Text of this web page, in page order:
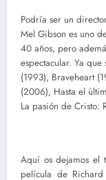
Podría ser un
Mel Gibson es uno
40 años, pero
espectacular. Ya
(1993), Braveheart
(2006), Hasta el
La pasión de Cristo:
Aquí os dejamos el
película de